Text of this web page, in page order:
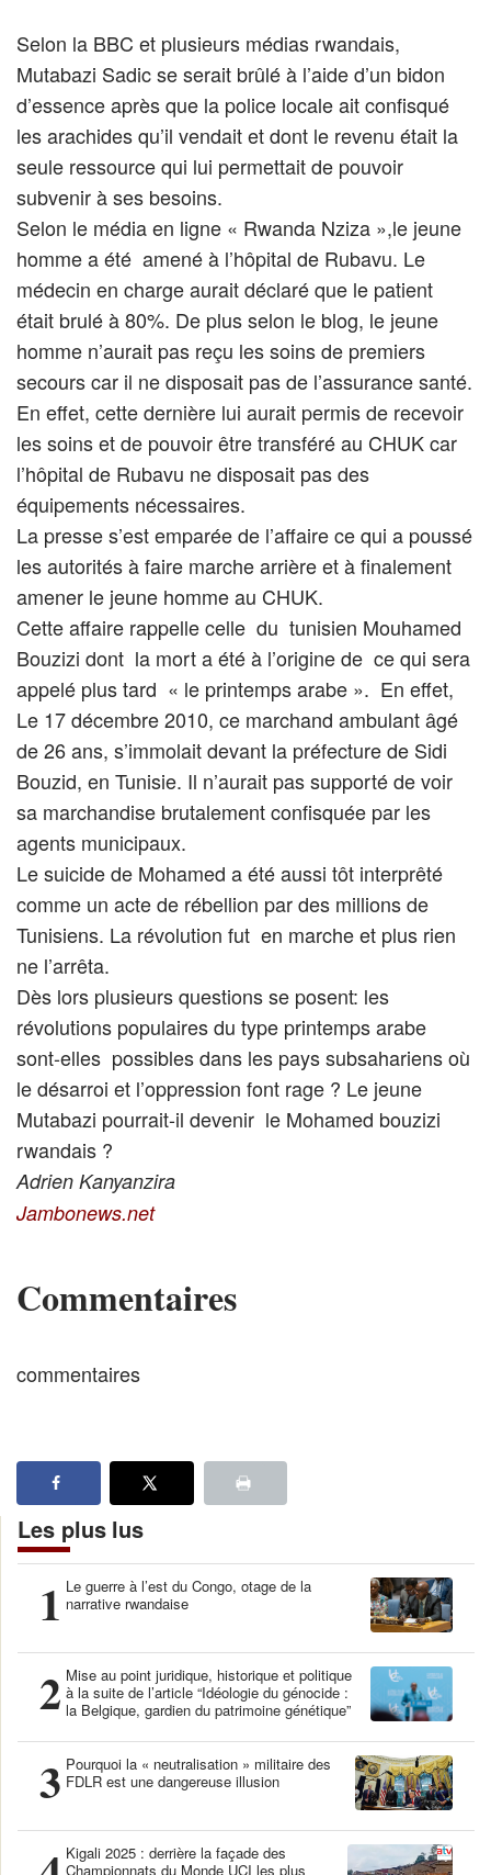
Selon la BBC et plusieurs médias rwandais,
Mutabazi Sadic se serait brûlé à l’aide d’un bidon
d’essence après que la police locale ait confisqué
les arachides qu’il vendait et dont le revenu était la
seule ressource qui lui permettait de pouvoir
subvenir à ses besoins.
Selon le média en ligne « Rwanda Nziza »,le jeune
homme a été amené à l’hôpital de Rubavu. Le
médecin en charge aurait déclaré que le patient
était brulé à 80%. De plus selon le blog, le jeune
homme n’aurait pas reçu les soins de premiers
secours car il ne disposait pas de l’assurance santé.
En effet, cette dernière lui aurait permis de recevoir
les soins et de pouvoir être transféré au CHUK car
l’hôpital de Rubavu ne disposait pas des
équipements nécessaires.
La presse s’est emparée de l’affaire ce qui a poussé
les autorités à faire marche arrière et à finalement
amener le jeune homme au CHUK.
Cette affaire rappelle celle du tunisien Mouhamed
Bouzizi dont la mort a été à l’origine de ce qui sera
appelé plus tard « le printemps arabe ». En effet,
Le 17 décembre 2010, ce marchand ambulant âgé
de 26 ans, s’immolait devant la préfecture de Sidi
Bouzid, en Tunisie. Il n’aurait pas supporté de voir
sa marchandise brutalement confisquée par les
agents municipaux.
Le suicide de Mohamed a été aussi tôt interprêté
comme un acte de rébellion par des millions de
Tunisiens. La révolution fut en marche et plus rien
ne l’arrêta.
Dès lors plusieurs questions se posent: les
révolutions populaires du type printemps arabe
sont-elles possibles dans les pays subsahariens où
le désarroi et l’oppression font rage ? Le jeune
Mutabazi pourrait-il devenir le Mohamed bouzizi
rwandais ?
Adrien Kanyanzira
Jambonews.net
Commentaires
commentaires
Les plus lus
1 Le guerre à l’est du Congo, otage de la
narrative rwandaise
2 Mise au point juridique, historique et politique
à la suite de l’article “Idéologie du génocide :
la Belgique, gardien du patrimoine génétique”
3 Pourquoi la « neutralisation » militaire des
FDLR est une dangereuse illusion
Kigali 2025 : derrière la façade des
Championnats du Monde UCI les plus